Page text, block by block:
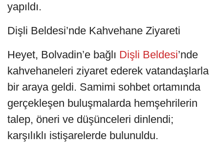
yapıldı.
Dişli Beldesi’nde Kahvehane Ziyareti
Heyet, Bolvadin’e bağlı Dişli Beldesi’nde
kahvehaneleri ziyaret ederek vatandaşlarla
bir araya geldi. Samimi sohbet ortamında
gerçekleşen buluşmalarda hemşehrilerin
talep, öneri ve düşünceleri dinlendi;
karşılıklı istişarelerde bulunuldu.